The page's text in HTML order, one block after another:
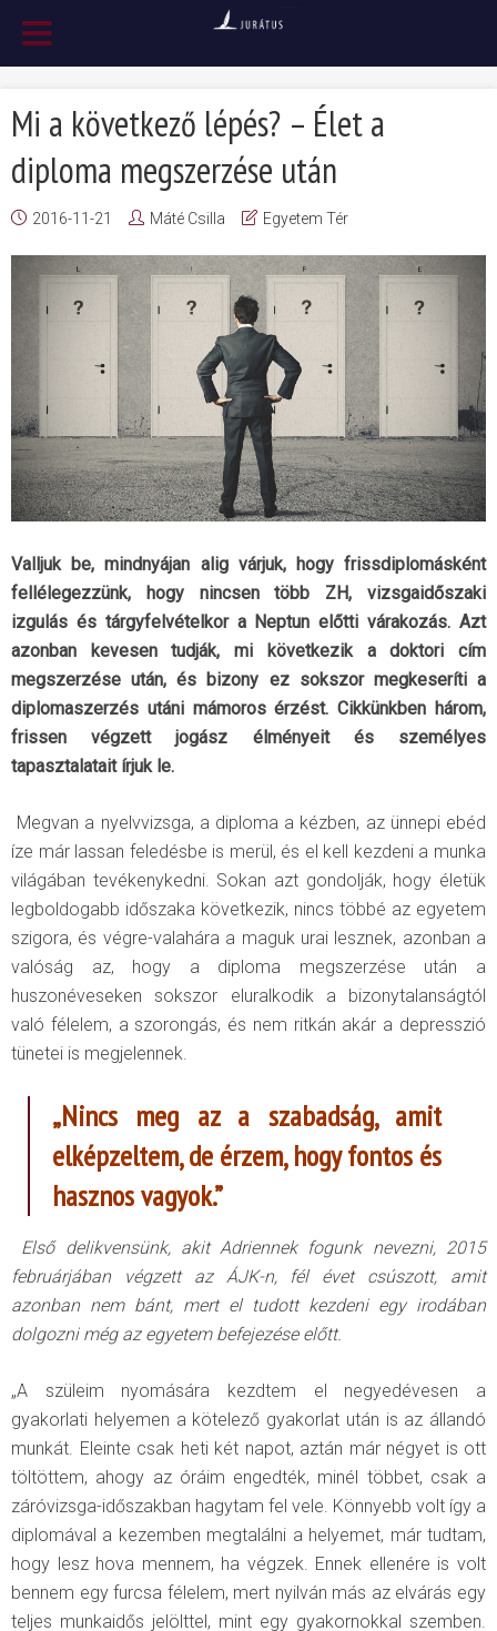
Mi a következő lépés? – Élet a
diploma megszerzése után
2016-11-21 Máté Csilla Egyetem Tér
Valljuk be, mindnyájan alig várjuk, hogy frissdiplomásként
fellélegezzünk, hogy nincsen több ZH, vizsgaidőszaki
izgulás és tárgyfelvételkor a Neptun előtti várakozás. Azt
azonban kevesen tudják, mi következik a doktori cím
megszerzése után, és bizony ez sokszor megkeseríti a
diplomaszerzés utáni mámoros érzést. Cikkünkben három,
frissen végzett jogász élményeit és személyes
tapasztalatait írjuk le.
Megvan a nyelvvizsga, a diploma a kézben, az ünnepi ebéd
íze már lassan feledésbe is merül, és el kell kezdeni a munka
világában tevékenykedni. Sokan azt gondolják, hogy életük
legboldogabb időszaka következik, nincs többé az egyetem
szigora, és végre-valahára a maguk urai lesznek, azonban a
valóság az, hogy a diploma megszerzése után a
huszonéveseken sokszor eluralkodik a bizonytalanságtól
való félelem, a szorongás, és nem ritkán akár a depresszió
tünetei is megjelennek.
„Nincs meg az a szabadság, amit
elképzeltem, de érzem, hogy fontos és
hasznos vagyok.”
Első delikvensünk, akit Adriennek fogunk nevezni, 2015
februárjában végzett az ÁJK-n, fél évet csúszott, amit
azonban nem bánt, mert el tudott kezdeni egy irodában
dolgozni még az egyetem befejezése előtt.
„A szüleim nyomására kezdtem el negyedévesen a
gyakorlati helyemen a kötelező gyakorlat után is az állandó
munkát. Eleinte csak heti két napot, aztán már négyet is ott
töltöttem, ahogy az óráim engedték, minél többet, csak a
záróvizsga-időszakban hagytam fel vele. Könnyebb volt így a
diplomával a kezemben megtalálni a helyemet, már tudtam,
hogy lesz hova mennem, ha végzek. Ennek ellenére is volt
bennem egy furcsa félelem, mert nyilván más az elvárás egy
teljes munkaidős jelölttel, mint egy gyakornokkal szemben.